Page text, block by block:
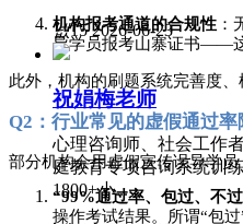
机构报考通道的合规性 ：
导学员报考山寨证书——这
此外，机构的刷题系统完善度
Q2：行业常见的虚假通过率
部分机构会用虚假宣传误导学
“99%通过率、包过、不
操作考试结果。所谓“包
넶15 2026-06-23
祝娟梅老师
心理咨询师、社会工作
庭教育专项咨询系统训
1800+小...